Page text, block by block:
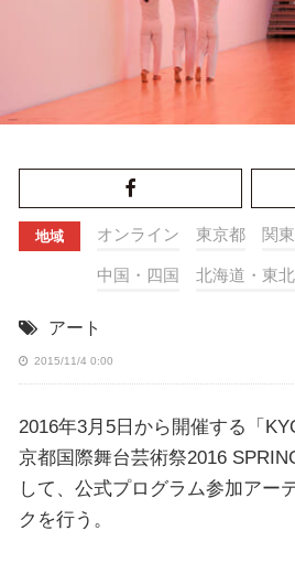
地域 オンライン 東京都 関東
中国・四国 北海道・東北
アート
2015/11/4 0:00
2016年3月5日から開催する「
京都国際舞台芸術祭2016
して、公式プログラム参加アー
クを行う。